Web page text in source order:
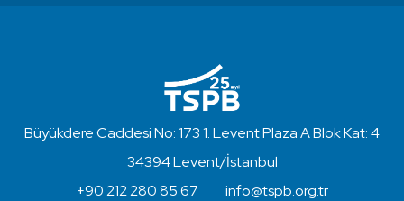
Büyükdere Caddesi No: 173 1. Levent Plaza A Blok Kat: 4
34394 Levent/İstanbul
+90 212 280 85 67
info@tspb.org.tr